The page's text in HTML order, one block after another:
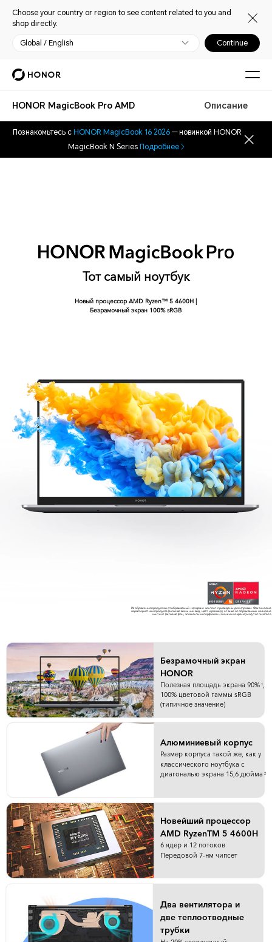
Choose your country or region to see content related to you and
shop directly.
Global / English Continue
HONOR MagicBook Pro AMD Описание
Познакомьтесь с HONOR MagicBook 16 2026— новинкой HONOR
MagicBook N Series Подробнее
Тот самый ноутбук
Новый процессор AMD Ryzen™ 5 4600H |
Безрамочный экран 100% sRGB
Изображения продукта и отображаемый на экране контент приведены для справки. Фактические
характеристики продукта (включая внешний вид, цвет и размер), а также отображаемый на экране
контент (включая фон, элементы интерфейса и значки на экране) могут отличаться.
Безрамочный экран
HONOR
Полезная площадь экрана 90% 1,
100% цветовой гаммы sRGB
(типичное значение)
Алюминиевый корпус
Размер корпуса такой же, как у
классического ноутбука с
диагональю экрана 15,6 дюйма 2
Новейший процессор
AMD RyzenTM 5 4600H
6 ядер и 12 потоков
Передовой 7-нм чипсет
Два вентилятора и
две теплоотводные
трубки